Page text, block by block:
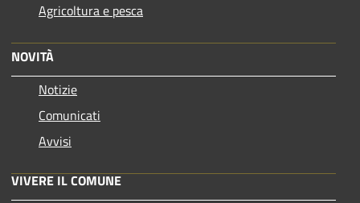
Agricoltura e pesca
NOVITÀ
Notizie
Comunicati
Avvisi
VIVERE IL COMUNE